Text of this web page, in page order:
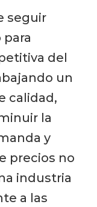
seguir
del
un
calidad,
la
y
precios no
industria
a las